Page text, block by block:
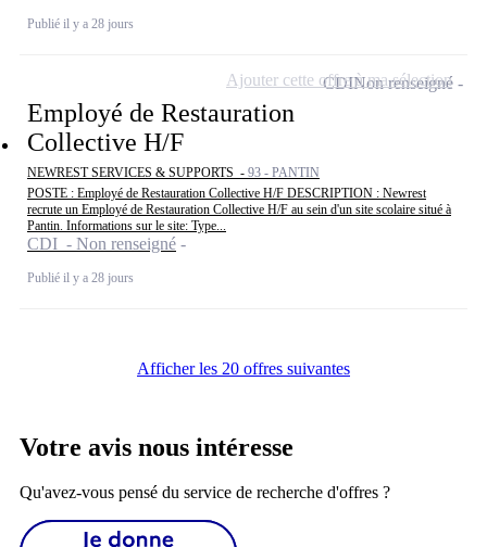
Publié il y a 28 jours
Employé de Restauration
Collective H/F
NEWREST SERVICES & SUPPORTS - 93 - PANTIN
POSTE : Employé de Restauration Collective H/F DESCRIPTION : Newrest
recrute un Employé de Restauration Collective H/F au sein d'un site scolaire situé à
Pantin. Informations sur le site: Type...
CDI - Non renseigné
Publié il y a 28 jours
CDINon renseigné
Ajouter cette offre à ma sélection
Afficher les 20 offres suivantes
Votre avis nous intéresse
Qu'avez-vous pensé du service de recherche d'offres ?